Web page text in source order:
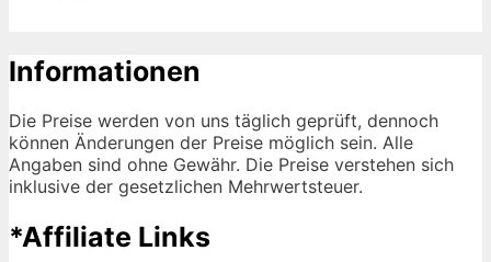
Informationen
Die Preise werden von uns täglich geprüft, dennoch
können Änderungen der Preise möglich sein. Alle
Angaben sind ohne Gewähr. Die Preise verstehen sich
inklusive der gesetzlichen Mehrwertsteuer.
*Affiliate Links